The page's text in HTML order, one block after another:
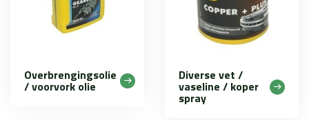
Overbrengingsolie
/ voorvork olie
Diverse vet /
vaseline / koper
spray